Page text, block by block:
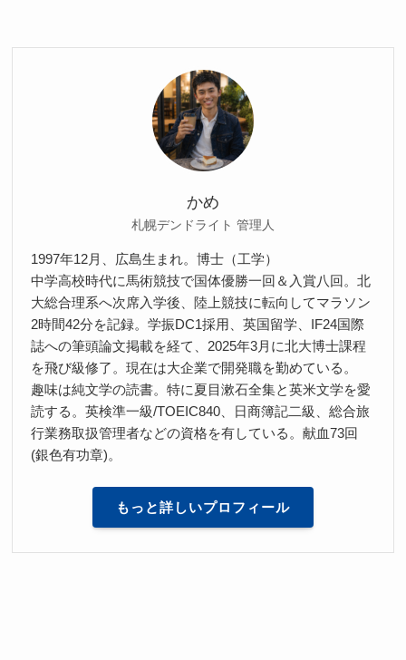
かめ
札幌デンドライト 管理人
1997年12月、広島生まれ。博士（工学）
中学高校時代に馬術競技で国体優勝一回＆入賞八回。北
大総合理系へ次席入学後、陸上競技に転向してマラソン
2時間42分を記録。学振DC1採用、英国留学、IF24国際
誌への筆頭論文掲載を経て、2025年3月に北大博士課程
を飛び級修了。現在は大企業で開発職を勤めている。
趣味は純文学の読書。特に夏目漱石全集と英米文学を愛
読する。英検準一級/TOEIC840、日商簿記二級、総合旅
行業務取扱管理者などの資格を有している。献血73回
(銀色有功章)。
もっと詳しいプロフィール